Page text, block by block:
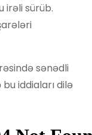
irəli sürüb.
sənədli
iddiaları dilə